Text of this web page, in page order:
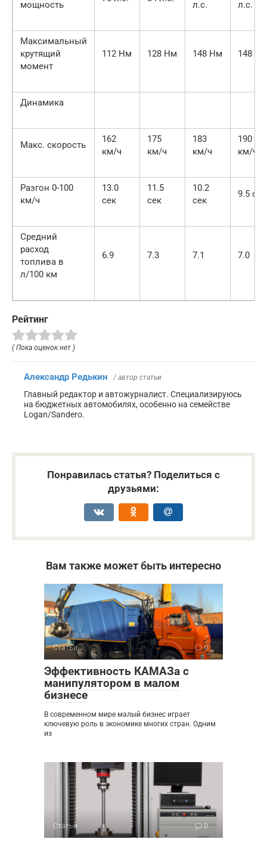
мощность
л.с.
л.с.
Максимальный
крутящий
момент
112 Нм 128 Нм 148 Нм 148 Нм
Динамика
Макс. скорость
162
км/ч
175
км/ч
183
км/ч
190
км/ч
Разгон 0-100
км/ч
13.0
сек
11.5
сек
10.2
сек
9.5 сек
Средний
расход
топлива в
л/100 км
6.9 7.3 7.1 7.0
Рейтинг
( Пока оценок нет )
Александр Редькин / автор статьи
Главный редактор и автожурналист. Специализируюсь
на бюджетных автомобилях, особенно на семействе
Logan/Sandero.
Понравилась статья? Поделиться с
друзьями:
Вам также может быть интересно
Статьи 0
Эффективность КАМАЗа с
манипулятором в малом
бизнесе
В современном мире малый бизнес играет
ключевую роль в экономике многих стран. Одним
из
Статьи 0